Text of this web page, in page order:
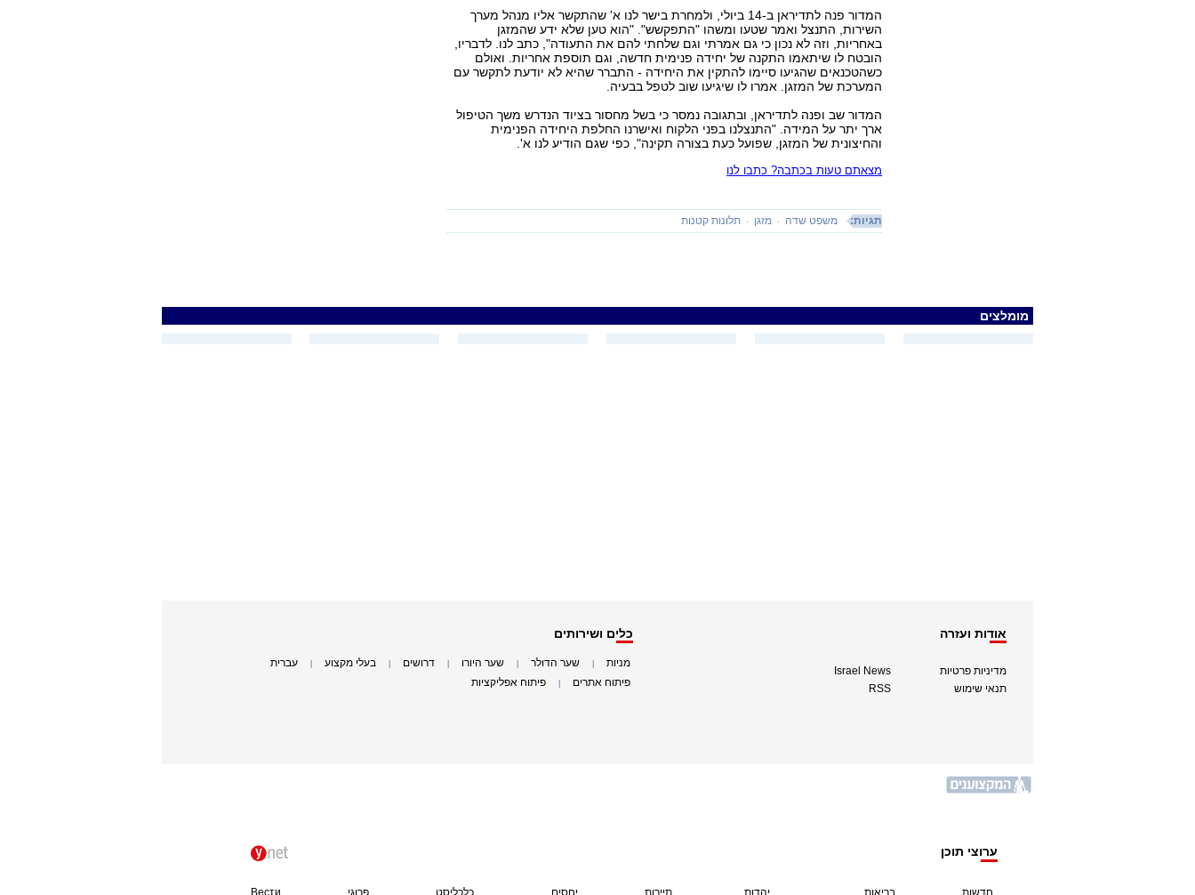
המדור פנה לתדיראן ב-14 ביולי, ולמחרת בישר לנו א' שהתקשר אליו מנהל מערך
השירות, התנצל ואמר שטעו ומשהו "התפקשש". "הוא טען שלא ידע שהמזגן
באחריות, וזה לא נכון כי גם אמרתי וגם שלחתי להם את התעודה", כתב לנו. לדבריו,
הובטח לו שיתאמו התקנה של יחידה פנימית חדשה, וגם תוספת אחריות. ואולם
כשהטכנאים שהגיעו סיימו להתקין את היחידה - התברר שהיא לא יודעת לתקשר עם
המערכת של המזגן. אמרו לו שיגיעו שוב לטפל בבעיה.
המדור שב ופנה לתדיראן, ובתגובה נמסר כי בשל מחסור בציוד הנדרש משך הטיפול
ארך יתר על המידה. "התנצלנו בפני הלקוח ואישרנו החלפת היחידה הפנימית
והחיצונית של המזגן, שפועל כעת בצורה תקינה", כפי שגם הודיע לנו א'.
מצאתם טעות בכתבה? כתבו לנו
תגיות: משפט שדה מזגן תלונות קטנות
מומלצים
אודות ועזרה
מדיניות פרטיות
תנאי שימוש
Israel News
RSS
כלים ושירותים
מניות שער הדולר שער היורו דרושים בעלי מקצוע עברית
פיתוח אתרים פיתוח אפליקציות
ערוצי תוכן
חדשות בריאות יהדות תיירות יחסים כלכליסט פרוגי Вести